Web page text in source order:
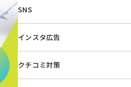
SNS
インスタ広告
クチコミ対策